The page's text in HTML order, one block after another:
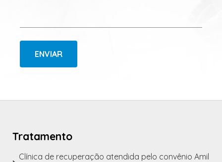
ENVIAR
Tratamento
Clínica de recuperação atendida pelo convênio Amil